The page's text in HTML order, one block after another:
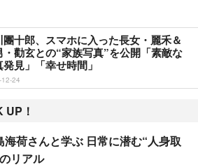
團十郎、スマホに入った長女・麗禾＆
・勸玄との“家族写真”を公開「素敵な
見」「幸せ時間」
24
UP！
海荷さんと学ぶ 日常に潜む“人身取
リアル